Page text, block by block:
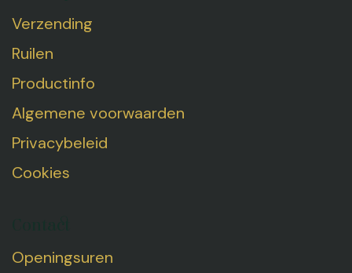
Verzending
Ruilen
Productinfo
Algemene voorwaarden
Privacybeleid
Cookies
Openingsuren